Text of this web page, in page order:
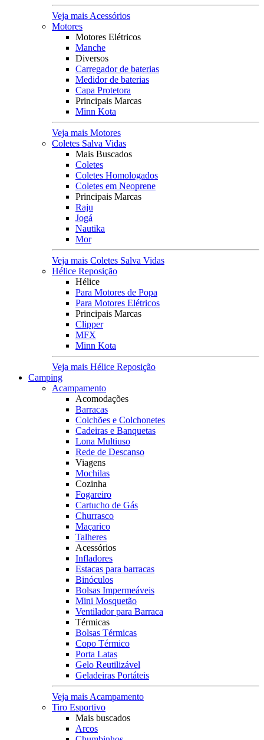
Veja mais Acessórios
Motores
Motores Elétricos
Manche
Diversos
Carregador de baterias
Medidor de baterias
Capa Protetora
Principais Marcas
Minn Kota
Veja mais Motores
Coletes Salva Vidas
Mais Buscados
Coletes
Coletes Homologados
Coletes em Neoprene
Principais Marcas
Raju
Jogá
Nautika
Mor
Veja mais Coletes Salva Vidas
Hélice Reposição
Hélice
Para Motores de Popa
Para Motores Elétricos
Principais Marcas
Clipper
MFX
Minn Kota
Veja mais Hélice Reposição
Camping
Acampamento
Acomodações
Barracas
Colchões e Colchonetes
Cadeiras e Banquetas
Lona Multiuso
Rede de Descanso
Viagens
Mochilas
Cozinha
Fogareiro
Cartucho de Gás
Churrasco
Maçarico
Talheres
Acessórios
Infladores
Estacas para barracas
Binóculos
Bolsas Impermeáveis
Mini Mosquetão
Ventilador para Barraca
Térmicas
Bolsas Térmicas
Copo Térmico
Porta Latas
Gelo Reutilizável
Geladeiras Portáteis
Veja mais Acampamento
Tiro Esportivo
Mais buscados
Arcos